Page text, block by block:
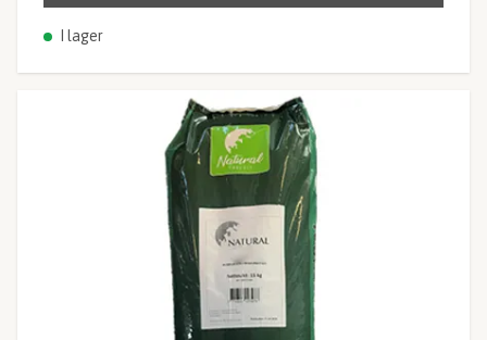
I lager